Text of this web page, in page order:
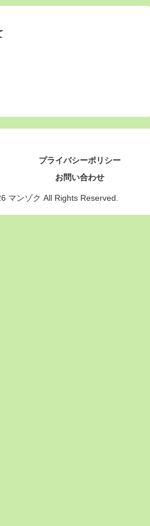
プライバシーポリシー
お問い合わせ
マンゾク All Rights Reserved.